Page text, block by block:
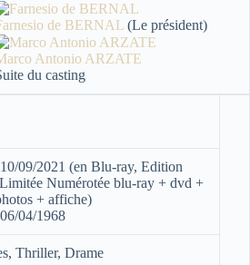
de BERNAL (Le président)
Antonio ARZATE
du casting
09/2021 (en Blu-ray, Edition
Numérotée blu-ray + dvd +
+ affiche)
04/1968
Thriller, Drame